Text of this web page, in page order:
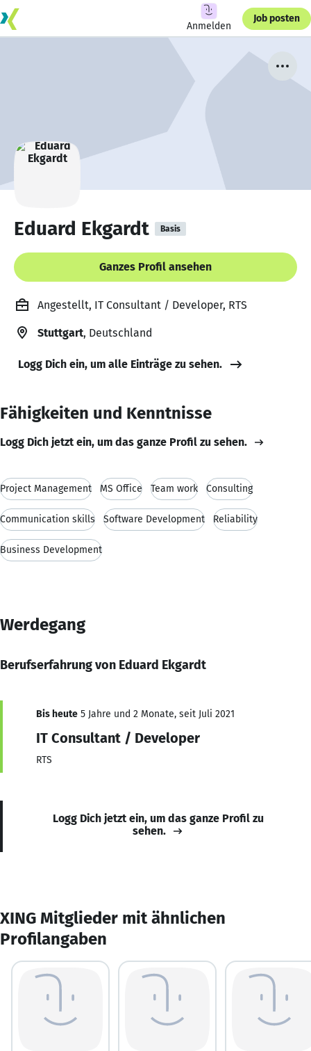
Anmelden
Job posten
Eduard Ekgardt Basis
Ganzes Profil ansehen
Angestellt, IT Consultant / Developer, RTS
Stuttgart, Deutschland
Logg Dich ein, um alle Einträge zu sehen.
Fähigkeiten und Kenntnisse
Logg Dich jetzt ein, um das ganze Profil zu sehen.
Project Management MS Office Team work Consulting
Communication skills Software Development Reliability
Business Development
Werdegang
Berufserfahrung von Eduard Ekgardt
Bis heute 5 Jahre und 2 Monate, seit Juli 2021
IT Consultant / Developer
RTS
Logg Dich jetzt ein, um das ganze Profil zu
sehen.
XING Mitglieder mit ähnlichen
Profilangaben